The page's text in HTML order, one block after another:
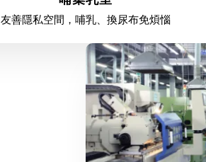
友善隱私空間，哺乳、換尿布免煩惱